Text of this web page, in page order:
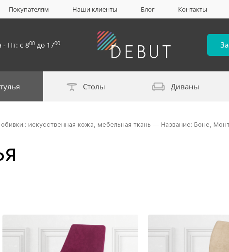
Покупателям Наши клиенты Блог Контакты
- Пт: с 800 до 1700
Столы Диваны
искусственная кожа, мебельная ткань — Название: Боне,